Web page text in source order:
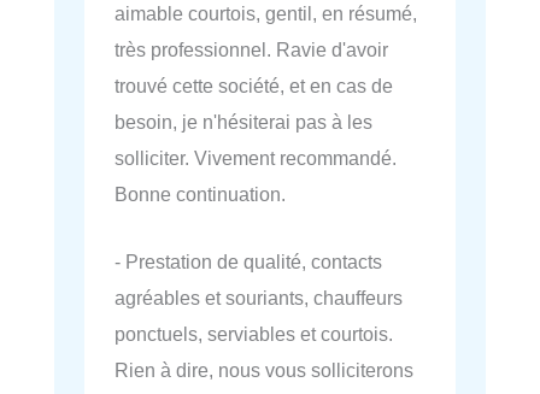
aimable courtois, gentil, en résumé,
très professionnel. Ravie d'avoir
trouvé cette société, et en cas de
besoin, je n'hésiterai pas à les
solliciter. Vivement recommandé.
Bonne continuation.
- Prestation de qualité, contacts
agréables et souriants, chauffeurs
ponctuels, serviables et courtois.
Rien à dire, nous vous solliciterons